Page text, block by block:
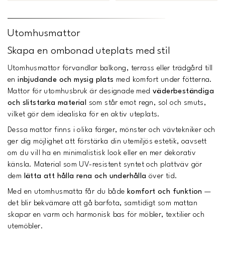
Utomhusmattor
Skapa en ombonad uteplats med stil
Utomhusmattor förvandlar balkong, terrass eller trädgård till
eninbjudande och mysig plats med komfort under fötterna.
Mattor för utomhusbruk är designade med väderbeständiga
och slitstarka material
som står emot regn, sol och smuts,
vilket gör dem idealiska för en aktiv uteplats.
Dessa mattor finns i olika färger, mönster och vävtekniker och
ger dig möjlighet att förstärka din utemiljös estetik, oavsett
om du vill ha en minimalistisk look eller en mer dekorativ
känsla. Material som UV-resistent syntet och plattväv gör
dem lätta att hålla rena och underhålla över tid.
Med en utomhusmatta får du både komfort och funktion —
det blir bekvämare att gå barfota, samtidigt som mattan
skapar en varm och harmonisk bas för möbler, textilier och
utemöbler.